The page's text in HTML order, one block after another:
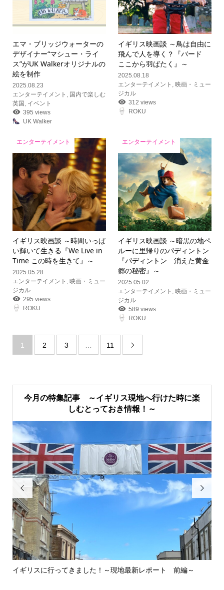
エマ・ブリッジウォーターの
デザイナー“マシュー・ライ
ス”がUK Walkerオリジナルの
絵を制作
2025.08.23
エンターテイメント
国内で楽しむ
英国 イベント
395 views
UK Walker
イギリス映画談 ～鳥は自由に
飛んで人を導く？『バード
ここから羽ばたく』～
2025.08.18
エンターテイメント
,映画・ミュー
ジカル
312 views
ROKU
エンターテイメント
イギリス映画談 ～時間いっぱ
い輝いて生きる『We Live in
Time この時を生きて』～
2025.05.28
エンターテイメント , 映画・ミュー
ジカル
295 views
ROKU
エンターテイメント
イギリス映画談 ～暗黒の地ペ
ルーに里帰りのパディントン
『パディントン 消えた黄金
郷の秘密』～
2025.05.02
エンターテイメント , 映画・ミュー
ジカル
589 views
ROKU
1 2 3 … 11 
今月の特集記事 ～イギリス現地へ行けた時に楽
しむとっておき情報！～

イギリスに行ってきました！～現地最新レポート 前編～
